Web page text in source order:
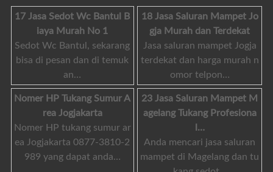
17 Jasa Sedot Wc Bantul B
iaya Murah No 1
Sedot Wc Bantul, sekarang
bisa di pesan dan di temuk
an…
18 Jasa Saluran Mampet Jo
gja Murah dan Terdekat
Jasa saluran mampet Jogja
terdekat dan harga murah n
omor telpon…
Nomer HP Tukang Sumur A
rea Jogjakarta
Nomer HP tukang sumur ar
ea Jogjakarta 0877-3810-2
989 yang dapat anda…
23 Jasa Saluran Mampet M
agelang Tukang Profesiona
l…
Anda mencari jasa saluran
mampet di Magelang dan tu